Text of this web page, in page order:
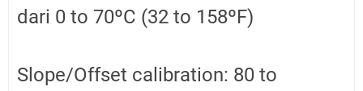
dari 0 to 70ºC (32 to 158ºF)
Slope/Offset calibration: 80 to